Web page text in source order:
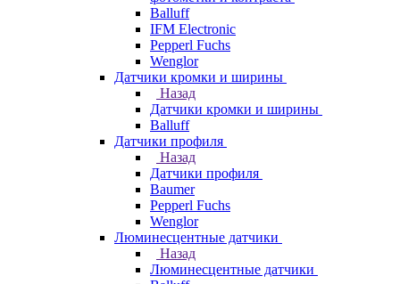
Balluff
IFM Electronic
Pepperl Fuchs
Wenglor
Датчики кромки и ширины
Назад
Датчики кромки и ширины
Balluff
Датчики профиля
Назад
Датчики профиля
Baumer
Pepperl Fuchs
Wenglor
Люминесцентные датчики
Назад
Люминесцентные датчики